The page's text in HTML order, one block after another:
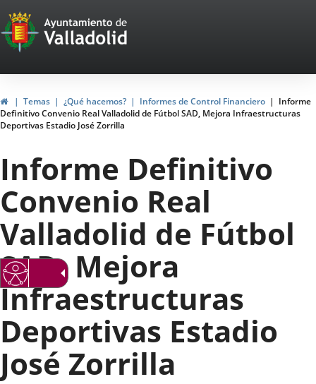
Portal
Web
del
Ayuntamiento
de
Valladolid
InicioTemas ¿Qué hacemos? Informes de Control Financiero
Informe
Definitivo Convenio Real Valladolid de Fútbol SAD, Mejora Infraestructuras
Deportivas Estadio José Zorrilla
Informe Definitivo
Convenio Real
Valladolid de Fútbol
SAD, Mejora
Infraestructuras
Deportivas Estadio
José Zorrilla